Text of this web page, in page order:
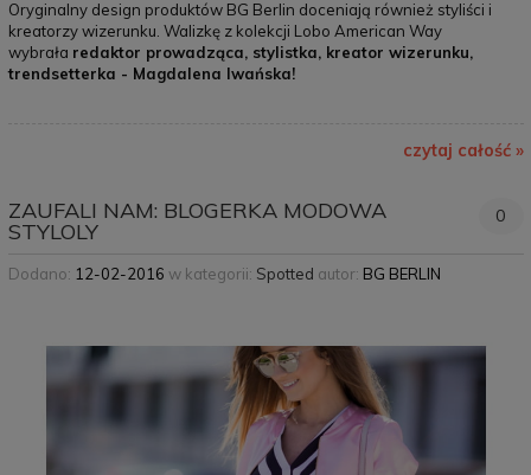
Oryginalny design produktów BG Berlin doceniają również styliści i
kreatorzy wizerunku. Walizkę z kolekcji Lobo American Way
wybrała redaktor prowadząca, stylistka, kreator wizerunku,
trendsetterka - Magdalena Iwańska!
czytaj całość »
ZAUFALI NAM: BLOGERKA MODOWA
STYLOLY
0
Dodano: 12-02-2016 w kategorii: Spotted autor: BG BERLIN